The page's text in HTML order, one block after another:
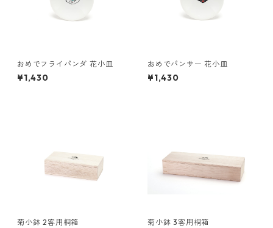
おめでフライパンダ 花小皿
¥1,430
おめでパンサー 花小皿
¥1,430
菊小鉢 2客用桐箱 菊小鉢 3客用桐箱